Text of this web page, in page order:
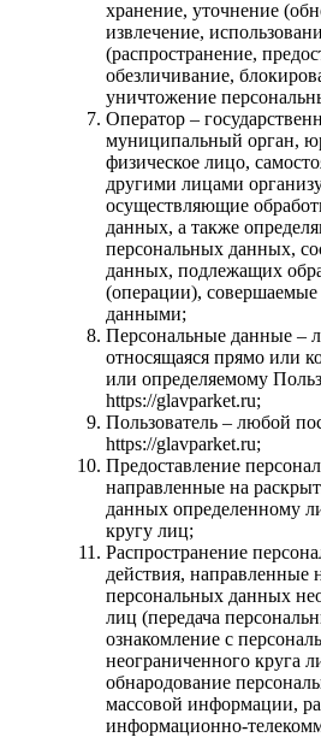
хранение, уточнение
извлечение,
(распространение,
обезличивание,
уничтожение
Оператор –
муниципальный орган,
физическое лицо,
другими лицами
осуществляющие
данных, а также
персональных данных,
данных, подлежащих
(операции),
данными;
Персональные данные –
относящаяся прямо или
или определяемому
https://glavparket.ru;
Пользователь – любой
https://glavparket.ru;
Предоставление
направленные на
данных определенному
кругу лиц;
Распространение
действия, направленные
персональных данных
лиц (передача
ознакомление с
неограниченного круга
обнародование
массовой информации,
информационно-